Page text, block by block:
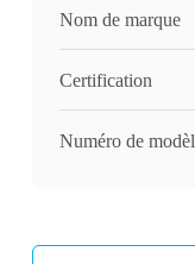
Nom de marque
Certification
Numéro de